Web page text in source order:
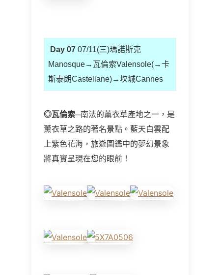
Day 07 07/11(三)瑪諾斯克
Manosque→瓦倫索Valensole(→卡
斯泰朗Castellane)→坎城Cannes
◎瓦倫索─南法的薰衣草產地之一，是
薰衣草之路的著名景點。藍天白雲配
上紫色花海，旅遊圖鑑中的夢幻景象
將真實呈現在您的眼前！